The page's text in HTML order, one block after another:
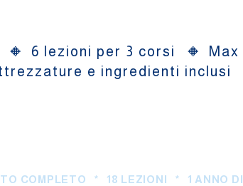
🔸 6 lezioni per 3 corsi 🔸
e ingredienti inclusi
COMPLETO * 18 LEZIONI * 1 ANNO DI